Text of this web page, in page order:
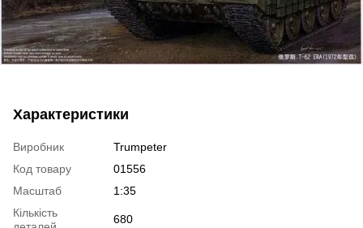
Характеристики
Виробник
Trumpeter
Код товару
01556
Масштаб
1:35
Кількість
680